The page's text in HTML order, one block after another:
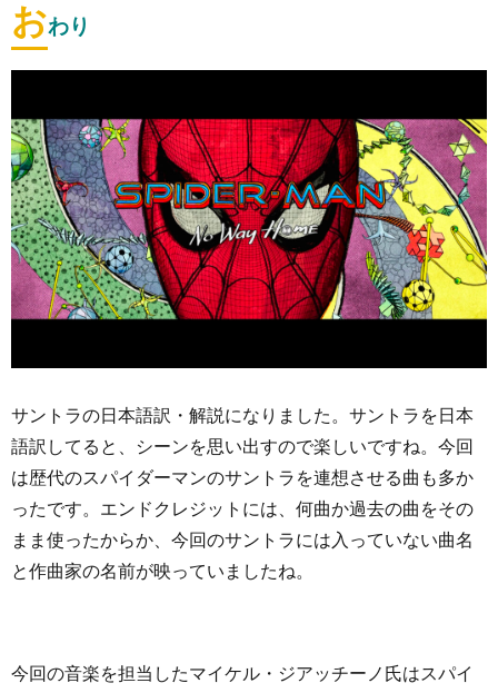
おわり
サントラの日本語訳・解説になりました。サントラを日本
語訳してると、シーンを思い出すので楽しいですね。今回
は歴代のスパイダーマンのサントラを連想させる曲も多か
ったです。エンドクレジットには、何曲か過去の曲をその
まま使ったからか、今回のサントラには入っていない曲名
と作曲家の名前が映っていましたね。
今回の音楽を担当したマイケル・ジアッチーノ氏はスパイ